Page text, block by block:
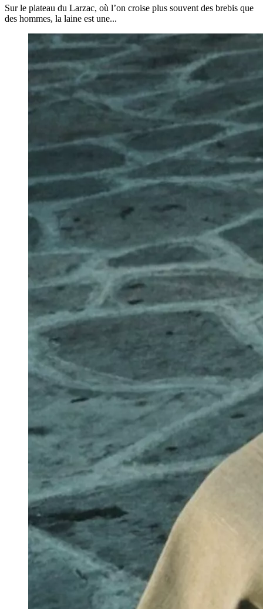
Sur le plateau du Larzac, où l’on croise plus souvent des brebis que
des hommes, la laine est une...